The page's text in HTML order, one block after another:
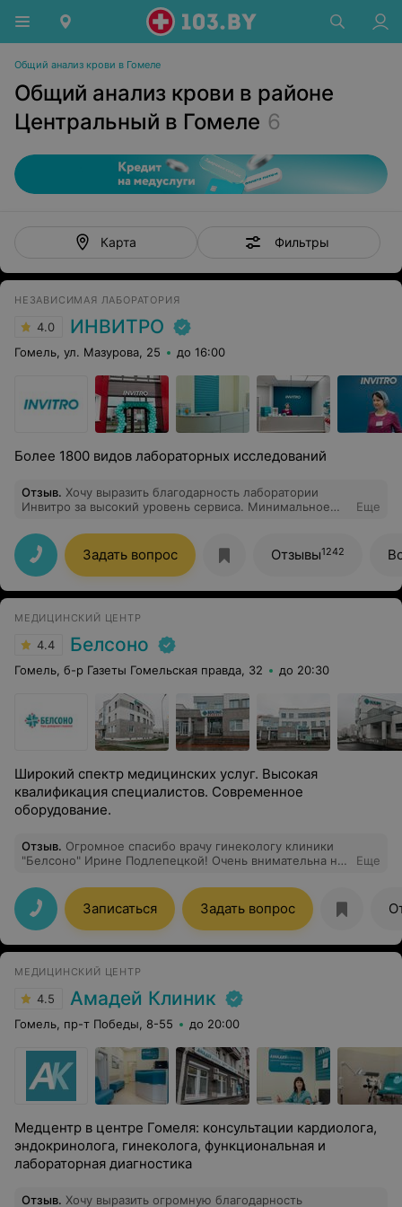
Общий анализ крови в Гомеле
Общий анализ крови в районе
Центральный в Гомеле 6
Карта Фильтры
НЕЗАВИСИМАЯ ЛАБОРАТОРИЯ
4.0 ИНВИТРО
Гомель, ул. Мазурова, 25 до 16:00
Более 1800 видов лабораторных исследований
Отзыв. Хочу выразить благодарность лаборатории
Инвитро за высокий уровень сервиса. Минимальное
Еще
Задать вопрос Отзывы1242
МЕДИЦИНСКИЙ ЦЕНТР
4.4 Белсоно
Гомель, б-р Газеты Гомельская правда, 32 до 20:30
Широкий спектр медицинских услуг. Высокая
квалификация специалистов. Современное
оборудование.
Отзыв. Огромное спасибо врачу гинекологу клиники
"Белсоно" Ирине Подлепецкой! Очень внимательна на
бережно. Как лечила эрозию, помню, объяснила что
это такое, что будет если лечить/не лечить, что будем
с ней делать и каким образом. После процедуры
прижигания все объяснила, даже если надо было
повторить, терпеливо повторяла. Для меня поход к
врачу я хожу смело, думая о том, что мне будет
спокойно и, что самое главное, о лучшем
самочувствии и положительных результатах лечения!
Врач замечательный! Мама хочет тоже обратиться к
гинекологу этой клиники. И маму я доверю только ей!
Еще
Записаться Задать вопрос
МЕДИЦИНСКИЙ ЦЕНТР
4.5 Амадей Клиник
Гомель, пр-т Победы, 8-55 до 20:00
Медцентр в центре Гомеля: консультации кардиолога,
эндокринолога, гинеколога, функциональная и
лабораторная диагностика
Отзыв. Хочу выразить огромную благодарность